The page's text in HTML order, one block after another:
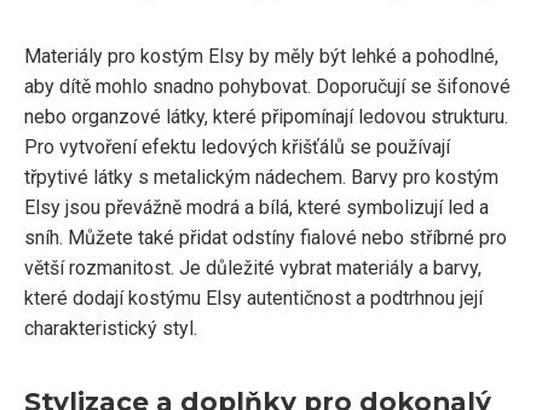
Materiály pro kostým Elsy by měly být lehké a pohodlné,
aby dítě mohlo snadno pohybovat. Doporučují se šifonové
nebo organzové látky, které připomínají ledovou strukturu.
Pro vytvoření efektu ledových křišťálů se používají
třpytivé látky s metalickým nádechem. Barvy pro kostým
Elsy jsou převážně modrá a bílá, které symbolizují led a
sníh. Můžete také přidat odstíny fialové nebo stříbrné pro
větší rozmanitost. Je důležité vybrat materiály a barvy,
které dodají kostýmu Elsy autentičnost a podtrhnou její
charakteristický styl.
Stylizace a doplňky pro dokonalý